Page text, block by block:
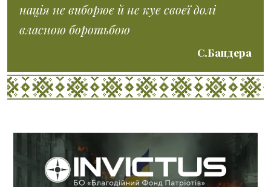
нація не виборює й не кує своєї долі
власною боротьбою
С.Бандера